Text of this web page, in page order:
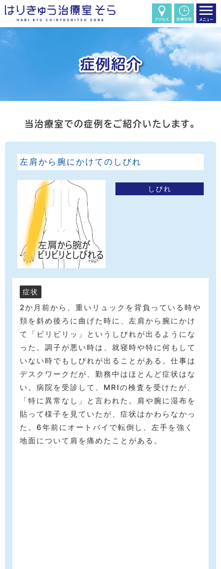
当治療室での症例をご紹介いたします。
左肩から腕にかけてのしびれ
しびれ
症状
2か月前から、重いリュックを背負っている時や
頚を斜め後ろに曲げた時に、左肩から腕にかけ
て「ビリビリッ」というしびれが出るようにな
った。調子が悪い時は、就寝時や特に何もして
いない時でもしびれが出ることがある。仕事は
デスクワークだが、勤務中はほとんど症状はな
い。病院を受診して、MRIの検査を受けたが、
「特に異常なし」と言われた。肩や腕に湿布を
貼って様子を見ていたが、症状はかわらなかっ
た。6年前にオートバイで転倒し、左手を強く
地面について肩を痛めたことがある。